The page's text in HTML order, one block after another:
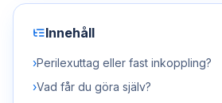
Innehåll
›Perilexuttag eller fast inkoppling?
›Vad får du göra själv?